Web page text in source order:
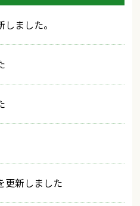
ました。
更新しました